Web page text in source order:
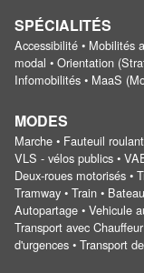
SPÉCIALITÉS
Accessibilité • Mobilités
modal • Orientation
Infomobilités • MaaS
MODES
Marche • Fauteuil
VLS - vélos publics •
Deux-roues motorisés •
Tramway • Train •
Autopartage • Vehicule
Transport avec
d'urgences • Transport